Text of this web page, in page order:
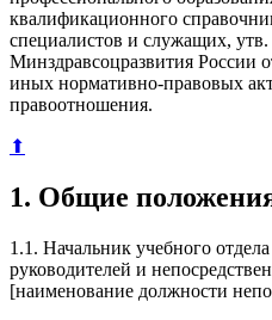
квалификационного
специалистов и служащих,
Минздравсоцразвития России
иных нормативно-правовых
правоотношения.
⬆
1. Общие
1.1. Начальник учебного
руководителей и
[наименование должности